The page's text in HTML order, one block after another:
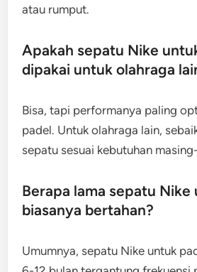
atau rumput.
Apakah sepatu Nike
dipakai untuk olahraga
Bisa, tapi performanya paling
padel. Untuk olahraga lain,
sepatu sesuai kebutuhan
Berapa lama sepatu Nike
biasanya bertahan?
Umumnya, sepatu Nike untuk